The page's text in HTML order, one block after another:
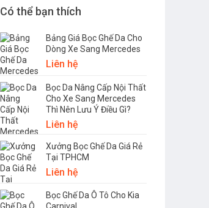
Có thể bạn thích
Bảng Giá Bọc Ghế Da Cho
Dòng Xe Sang Mercedes
Liên hệ
Bọc Da Nâng Cấp Nội Thất
Cho Xe Sang Mercedes
Thì Nên Lưu Ý Điều Gì?
Liên hệ
Xưởng Bọc Ghế Da Giá Rẻ
Tại TPHCM
Liên hệ
Bọc Ghế Da Ô Tô Cho Kia